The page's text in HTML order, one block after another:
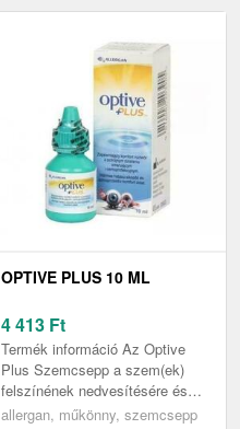
OPTIVE PLUS 10 ML
4 413 Ft
Termék információ Az Optive
Plus Szemcsepp a szem(ek)
felszínének nedvesítésére és
hidratálására szolgál, és a
allergan, műkönny, szemcsepp